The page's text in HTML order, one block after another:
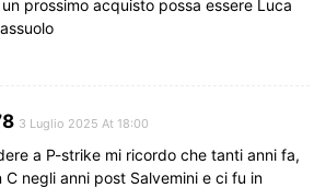
prossimo acquisto possa essere Luca
3 Luglio 2025 At 18:00
a P-strike mi ricordo che tanti anni fa,
C negli anni post Salvemini e ci fu in